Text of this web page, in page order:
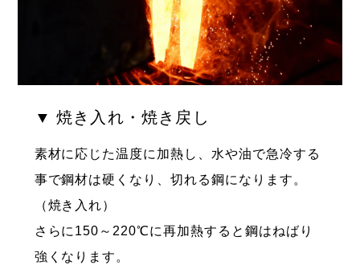
▼ 焼き入れ・焼き戻し
素材に応じた温度に加熱し、水や油で急冷する
事で鋼材は硬くなり、切れる鋼になります。
（焼き入れ）
さらに150～220℃に再加熱すると鋼はねばり
強くなります。